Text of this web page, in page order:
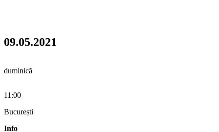
09.05.2021
duminică
11:00
București
Info